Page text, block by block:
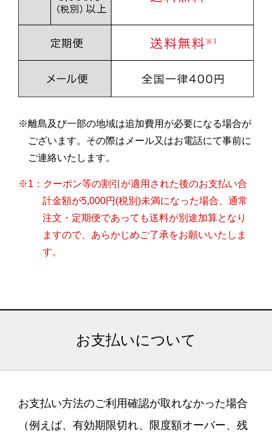
※離島及び一部の地域は追加費用が必要になる場合が
ございます。その際はメール又はお電話にて事前に
ご連絡いたします。
※1：クーポン等の割引が適用された後のお支払い合
計金額が5,000円(税別)未満になった場合、通常
注文・定期便であっても送料が別途加算となり
ますので、あらかじめご了承をお願いいたしま
す。
お支払いについて
お支払い方法のご利用確認が取れなかった場合
（例えば、有効期限切れ、限度額オーバー、残